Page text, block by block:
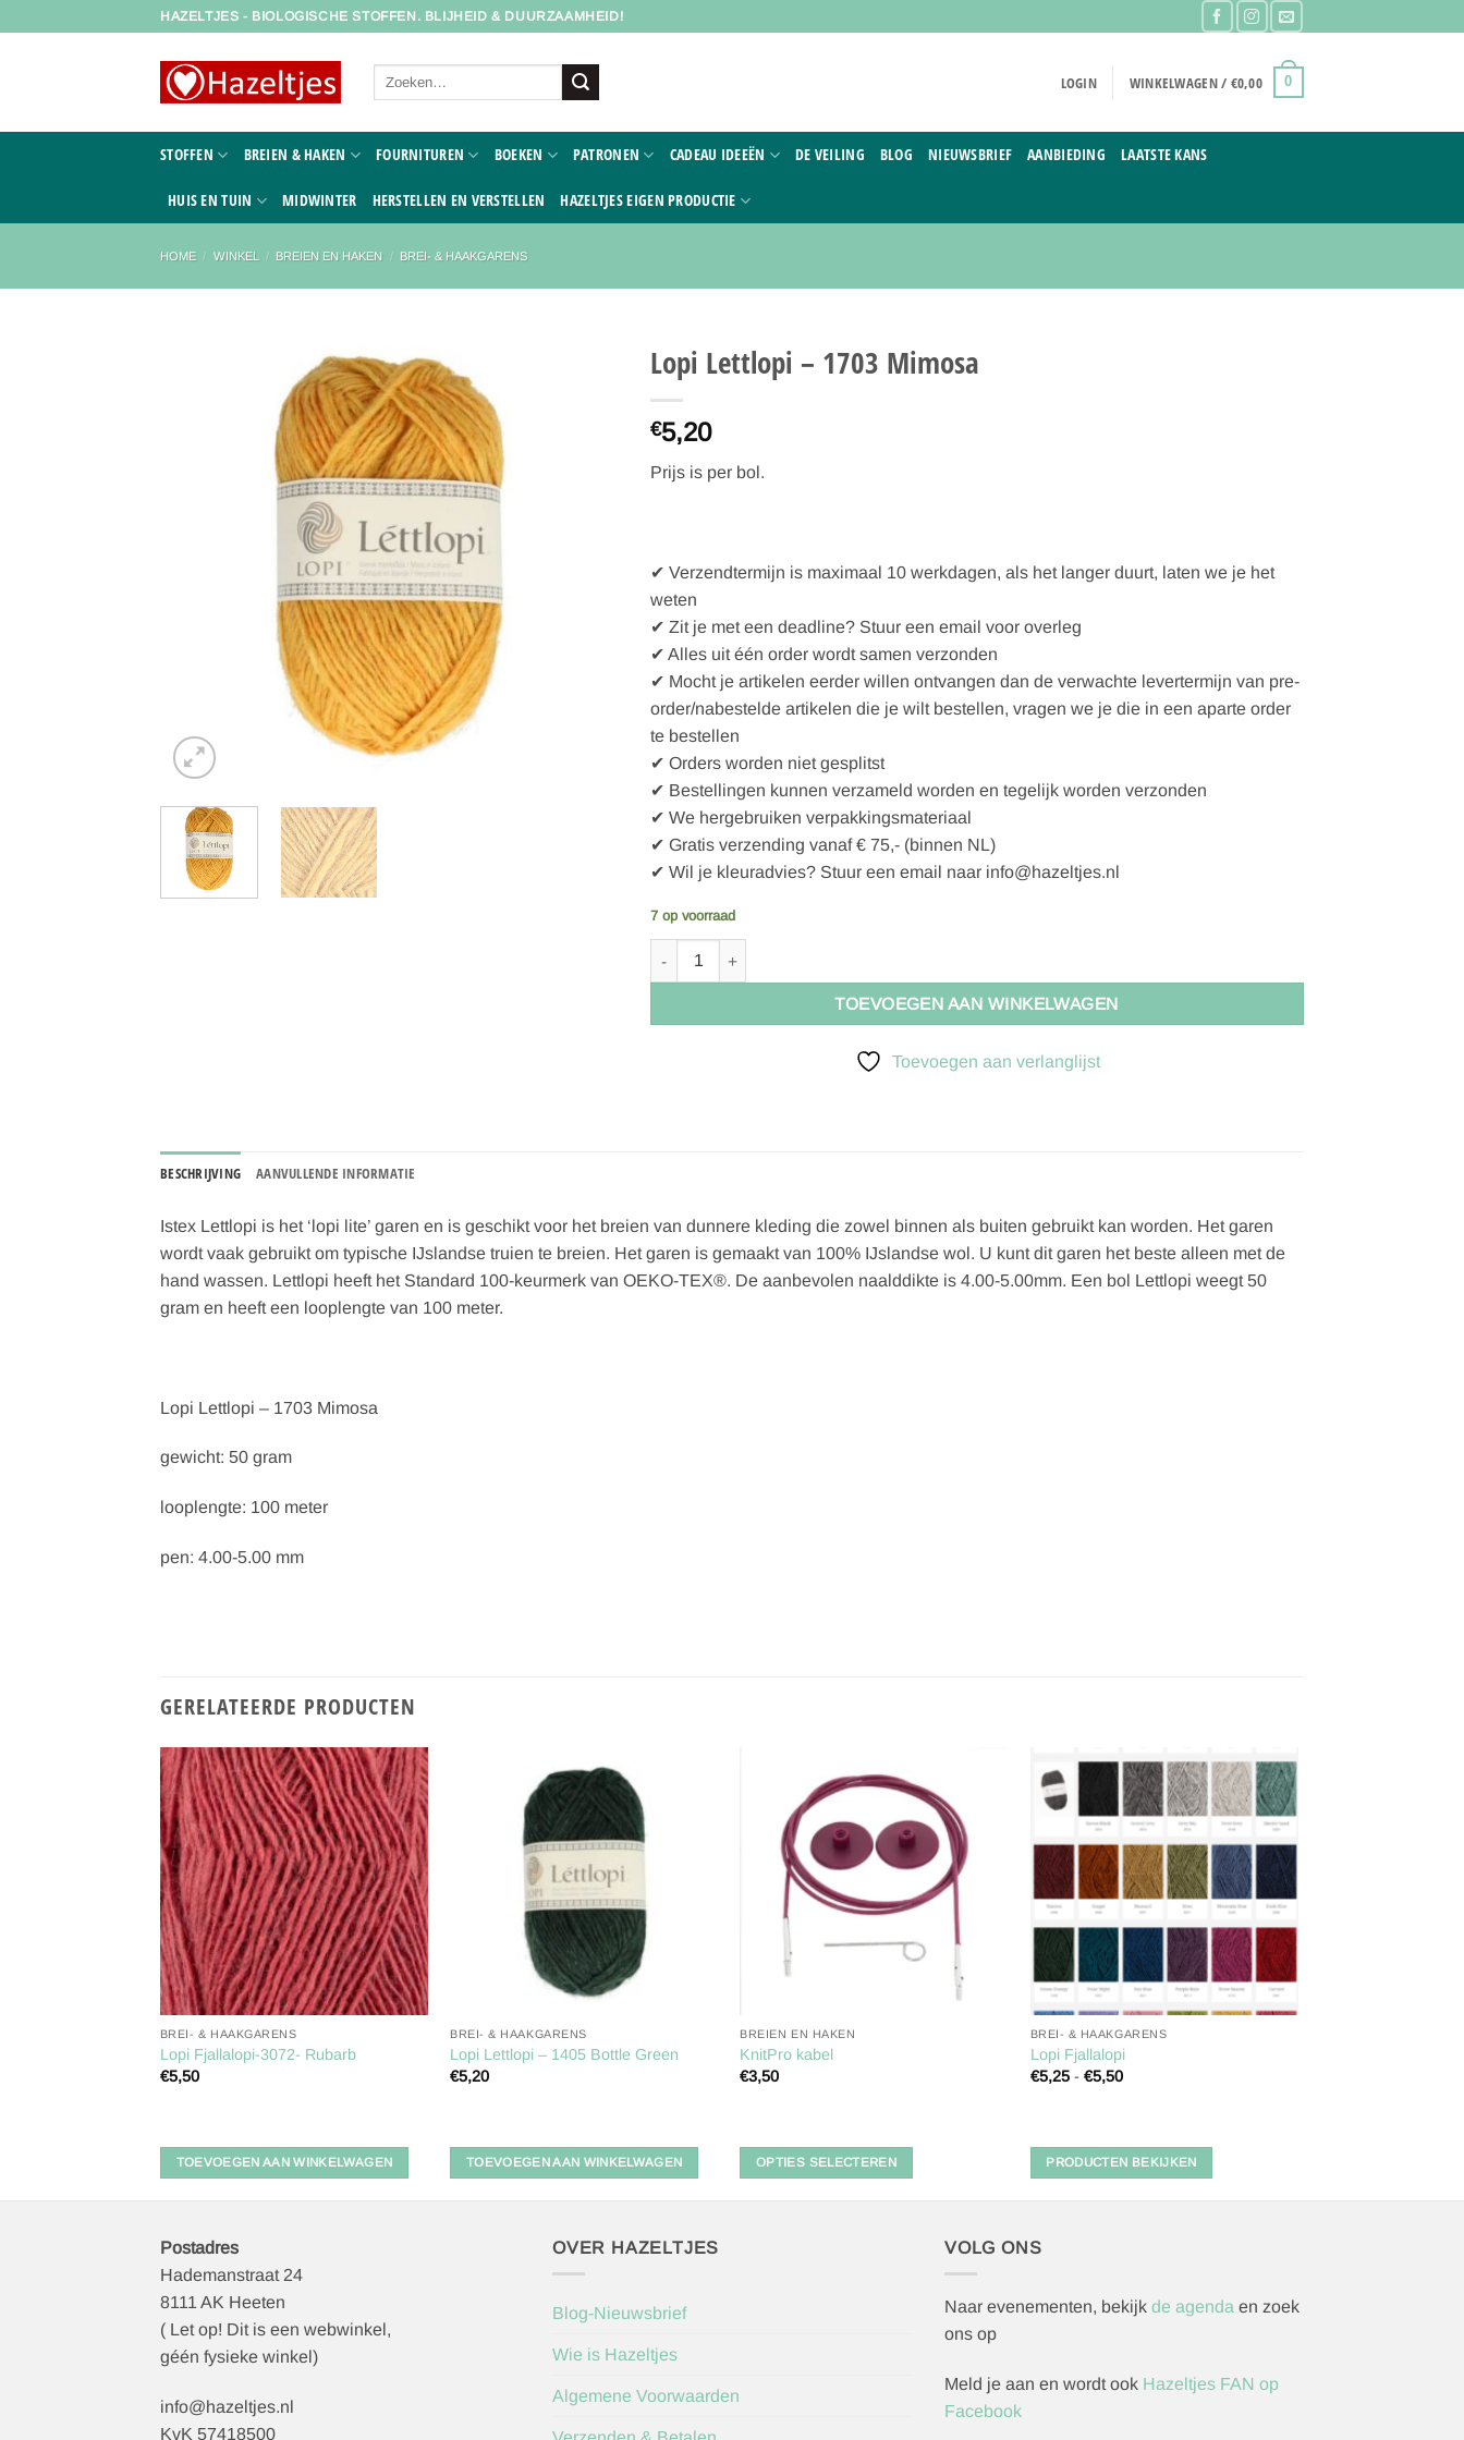
HAZELTJES - BIOLOGISCHE STOFFEN. BLIJHEID & DUURZAAMHEID!
Zoeken
LOGIN WINKELWAGEN / €0,00 0
STOFFEN BREIEN & HAKEN FOURNITUREN BOEKEN PATRONEN CADEAU IDEEËN DE VEILING BLOG NIEUWSBRIEF AANBIEDING LAATSTE KANS
HUIS EN TUIN MIDWINTER HERSTELLEN EN VERSTELLEN HAZELTJES EIGEN PRODUCTIE
HOME / WINKEL / BREIEN EN HAKEN / BREI- & HAAKGARENS
Lopi Lettlopi – 1703 Mimosa
€5,20
Prijs is per bol.
✔ Verzendtermijn is maximaal 10 werkdagen, als het langer duurt, laten we je het
weten
✔ Zit je met een deadline? Stuur een email voor overleg
✔ Alles uit één order wordt samen verzonden
✔ Mocht je artikelen eerder willen ontvangen dan de verwachte levertermijn van pre-
order/nabestelde artikelen die je wilt bestellen, vragen we je die in een aparte order
te bestellen
✔ Orders worden niet gesplitst
✔ Bestellingen kunnen verzameld worden en tegelijk worden verzonden
✔ We hergebruiken verpakkingsmateriaal
✔ Gratis verzending vanaf € 75,- (binnen NL)
✔ Wil je kleuradvies? Stuur een email naar info@hazeltjes.nl
7 op voorraad
TOEVOEGEN AAN WINKELWAGEN
Toevoegen aan verlanglijst
BESCHRIJVING AANVULLENDE INFORMATIE
Istex Lettlopi is het ‘lopi lite’ garen en is geschikt voor het breien van dunnere kleding die zowel binnen als buiten gebruikt kan worden. Het garen
wordt vaak gebruikt om typische IJslandse truien te breien. Het garen is gemaakt van 100% IJslandse wol. U kunt dit garen het beste alleen met de
hand wassen. Lettlopi heeft het Standard 100-keurmerk van OEKO-TEX®. De aanbevolen naalddikte is 4.00-5.00mm. Een bol Lettlopi weegt 50
gram en heeft een looplengte van 100 meter.
Lopi Lettlopi – 1703 Mimosa
gewicht: 50 gram
looplengte: 100 meter
pen: 4.00-5.00 mm
GERELATEERDE PRODUCTEN
Toevoegen
aan
verlanglijst
BREI- & HAAKGARENS
Lopi Fjallalopi-3072- Rubarb
€5,50
TOEVOEGEN AAN WINKELWAGEN
Toevoegen
verlanglijst
BREI- & HAAKGARENS
Lopi Lettlopi – 1405 Bottle Green
€5,20
TOEVOEGEN AAN WINKELWAGEN
Toevoegen
aan
verlanglijst
BREIEN EN HAKEN
KnitPro kabel
€3,50
OPTIES SELECTEREN
heeft
meerdere
Toevoegen
BREI- & HAAKGARENS
Lopi Fjallalopi
€5,25 - €5,50Prijsklasse:
PRODUCTEN BEKIJKEN
Postadres
Hademanstraat 24
8111 AK Heeten
( Let op! Dit is een webwinkel,
géén fysieke winkel)
info@hazeltjes.nl
KvK 57418500
OVER HAZELTJES
Blog-Nieuwsbrief
Wie is Hazeltjes
Algemene Voorwaarden
VOLG ONS
Naar evenementen, bekijk de agenda en zoek
ons op
Meld je aan en wordt ook Hazeltjes FAN op
Facebook